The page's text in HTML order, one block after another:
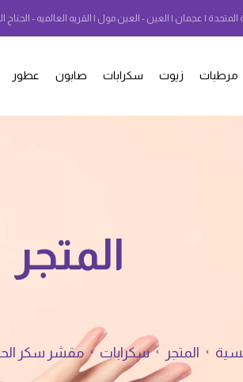
المتحدة | عجمان | العين - العين مول | القريه العالميه - الجناح
مرطبات زيوت سكرابات صابون عطور
المتجر
المتجر سكرابات مقشر سكر